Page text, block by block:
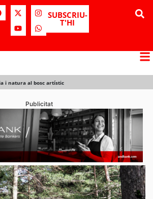
SUBSCRIU-
T'HI
i natura al bosc artístic
Publicitat